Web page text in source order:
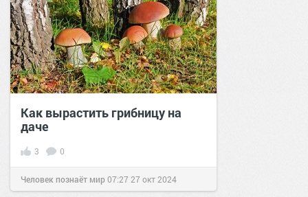
Как вырастить грибницу на
даче
3 0
Человек познаёт мир07:27 27 окт 2024